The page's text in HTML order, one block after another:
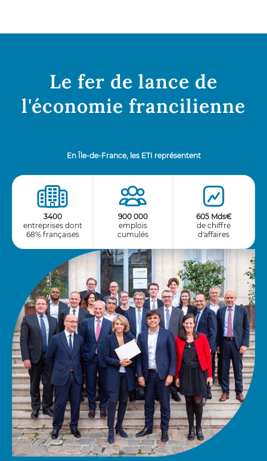
Le fer de lance de
l'économie francilienne
En Île-de-France, les ETI représentent
3400
entreprises dont
68% françaises
900 000
emplois
cumulés
605 Mds€
de chiffre
d'affaires